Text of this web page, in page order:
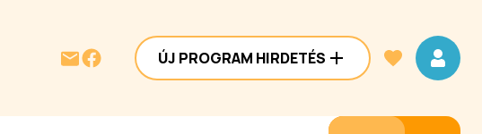
ÚJ PROGRAM HIRDETÉS